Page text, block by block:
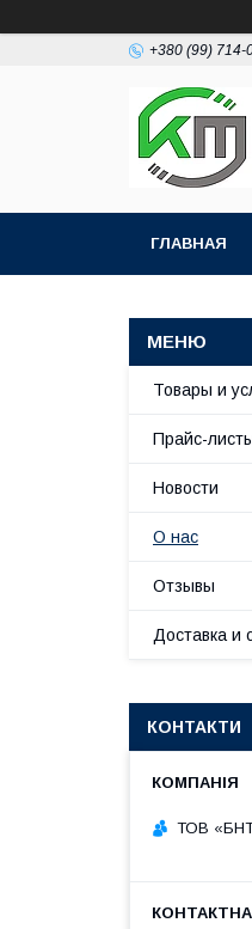
+380 (99) 714-
ГЛАВНАЯ
Товары и
Прайс-
Новости
О нас
Отзывы
Доставка и
КОНТАКТИ
ТОВ